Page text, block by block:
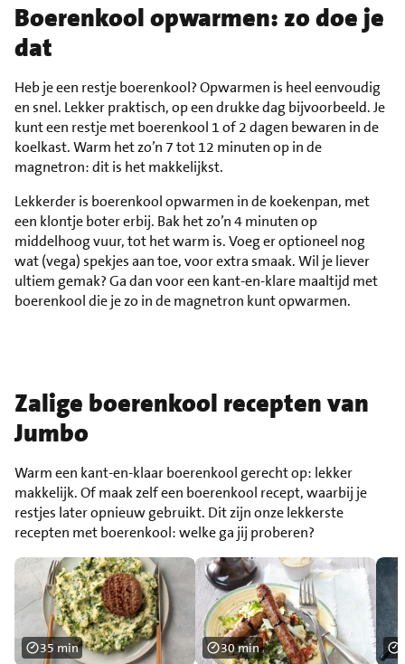
Boerenkool opwarmen: zo doe je
dat
Heb je een restje boerenkool? Opwarmen is heel eenvoudig
en snel. Lekker praktisch, op een drukke dag bijvoorbeeld. Je
kunt een restje met boerenkool 1 of 2 dagen bewaren in de
koelkast. Warm het zo’n 7 tot 12 minuten op in de
magnetron: dit is het makkelijkst.
Lekkerder is boerenkool opwarmen in de koekenpan, met
een klontje boter erbij. Bak het zo’n 4 minuten op
middelhoog vuur, tot het warm is. Voeg er optioneel nog
wat (vega) spekjes aan toe, voor extra smaak. Wil je liever
ultiem gemak? Ga dan voor een kant-en-klare maaltijd met
boerenkool die je zo in de magnetron kunt opwarmen.
Zalige boerenkool recepten van
Jumbo
Warm een kant-en-klaar boerenkool gerecht op: lekker
makkelijk. Of maak zelf een boerenkool recept, waarbij je
restjes later opnieuw gebruikt. Dit zijn onze lekkerste
recepten met boerenkool: welke ga jij proberen?
35 min 30 min